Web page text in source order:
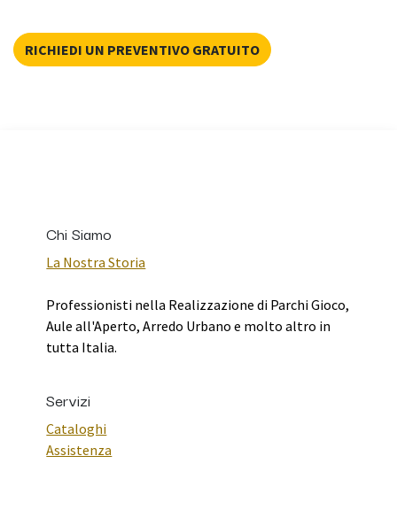
RICHIEDI UN PREVENTIVO GRATUITO
Chi Siamo
La Nostra Storia
Professionisti nella Realizzazione di Parchi Gioco,
Aule all'Aperto, Arredo Urbano e molto altro in
tutta Italia.
Servizi
Cataloghi
Assistenza